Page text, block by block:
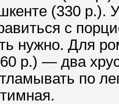
(330
с
нужно. Для
р.) — два
по